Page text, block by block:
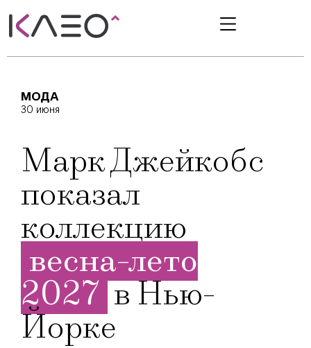
МОДА
30 июня
Марк Джейкобс
показал
коллекцию
весна-лето
2027 в Нью-
Йорке